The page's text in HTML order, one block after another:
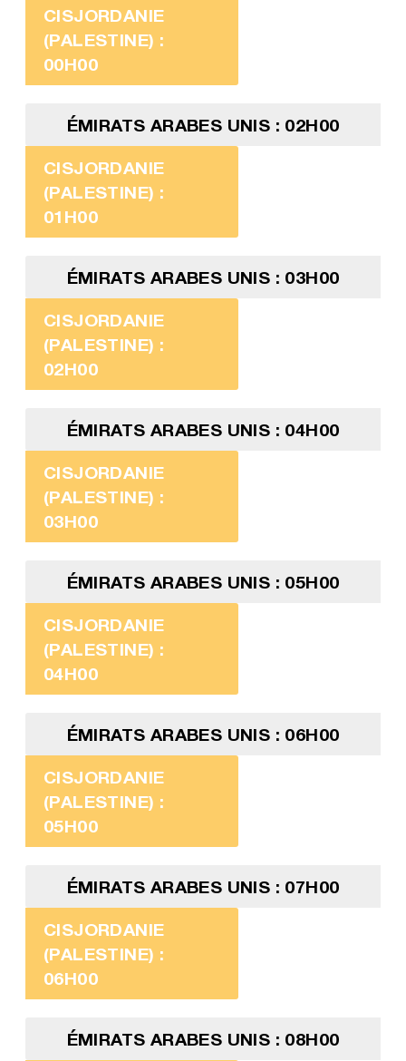
CISJORDANIE
(PALESTINE) :
00H00
ÉMIRATS ARABES UNIS : 02H00
CISJORDANIE
(PALESTINE) :
01H00
ÉMIRATS ARABES UNIS : 03H00
CISJORDANIE
(PALESTINE) :
02H00
ÉMIRATS ARABES UNIS : 04H00
CISJORDANIE
(PALESTINE) :
03H00
ÉMIRATS ARABES UNIS : 05H00
CISJORDANIE
(PALESTINE) :
04H00
ÉMIRATS ARABES UNIS : 06H00
CISJORDANIE
(PALESTINE) :
05H00
ÉMIRATS ARABES UNIS : 07H00
CISJORDANIE
(PALESTINE) :
06H00
ÉMIRATS ARABES UNIS : 08H00